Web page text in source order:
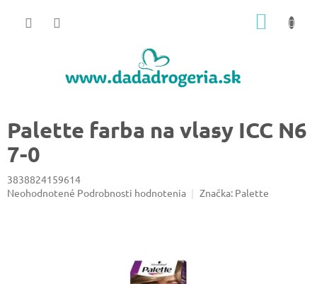
Palette farba na vlasy ICC N6
7-0
3838824159614
Priemerné
Neohodnotené Podrobnosti hodnotenia Značka: Palette